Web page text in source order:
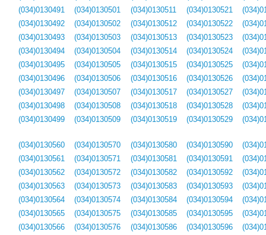
(034)0130491
(034)0130492
(034)0130493
(034)0130494
(034)0130495
(034)0130496
(034)0130497
(034)0130498
(034)0130499
(034)0130501
(034)0130502
(034)0130503
(034)0130504
(034)0130505
(034)0130506
(034)0130507
(034)0130508
(034)0130509
(034)0130511
(034)0130512
(034)0130513
(034)0130514
(034)0130515
(034)0130516
(034)0130517
(034)0130518
(034)0130519
(034)0130521
(034)0130522
(034)0130523
(034)0130524
(034)0130525
(034)0130526
(034)0130527
(034)0130528
(034)0130529
(034)0130560
(034)0130561
(034)0130562
(034)0130563
(034)0130564
(034)0130565
(034)0130566
(034)0130570
(034)0130571
(034)0130572
(034)0130573
(034)0130574
(034)0130575
(034)0130576
(034)0130580
(034)0130581
(034)0130582
(034)0130583
(034)0130584
(034)0130585
(034)0130586
(034)0130590
(034)0130591
(034)0130592
(034)0130593
(034)0130594
(034)0130595
(034)0130596